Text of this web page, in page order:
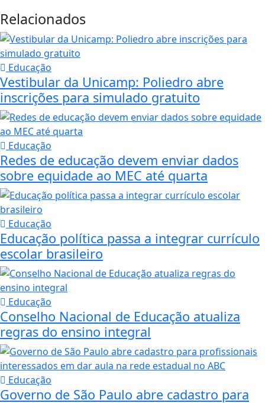
Relacionados
Educação
Vestibular da Unicamp: Poliedro abre
inscrições para simulado gratuito
Educação
Redes de educação devem enviar dados
sobre equidade ao MEC até quarta
Educação
Educação política passa a integrar currículo
escolar brasileiro
Educação
Conselho Nacional de Educação atualiza
regras do ensino integral
Educação
Governo de São Paulo abre cadastro para